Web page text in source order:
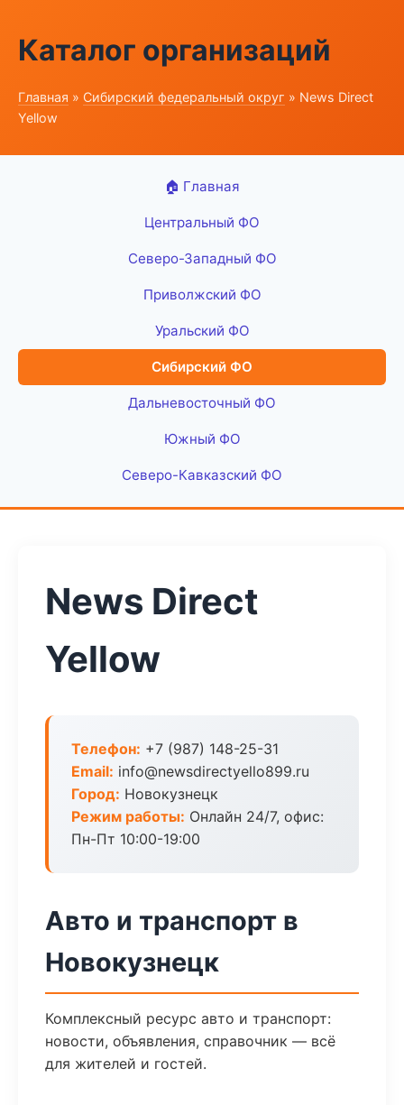
Каталог организаций
Главная » Сибирский федеральный округ » News Direct
Yellow
🏠 Главная
Центральный ФО
Северо-Западный ФО
Приволжский ФО
Уральский ФО
Сибирский ФО
Дальневосточный ФО
Южный ФО
Северо-Кавказский ФО
News Direct
Yellow
Телефон: +7 (987) 148-25-31
Email: info@newsdirectyello899.ru
Город: Новокузнецк
Режим работы: Онлайн 24/7, офис:
Пн-Пт 10:00-19:00
Авто и транспорт в
Новокузнецк
Комплексный ресурс авто и транспорт:
новости, объявления, справочник — всё
для жителей и гостей.